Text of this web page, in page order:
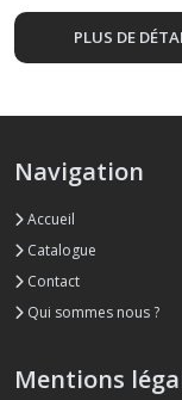
PLUS DE
Navigation
Accueil
Catalogue
Contact
Qui sommes nous ?
Mentions